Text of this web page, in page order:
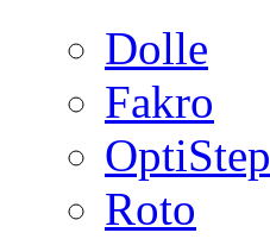
Dolle
Fakro
OptiStep
Roto